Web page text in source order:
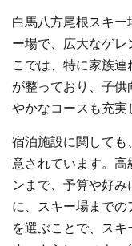
白馬八方尾根スキー
ー場で、広大なゲレ
こでは、特に家族
が整っており、子
やかなコースも充実
宿泊施設に関しても
意されています。高
ンまで、予算や好
に、スキー場まで
を選ぶことで、スキ